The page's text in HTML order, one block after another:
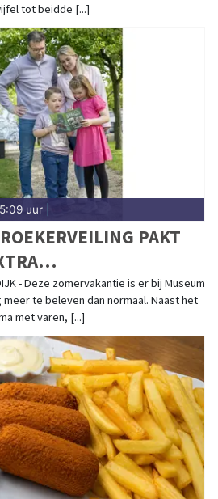
tot beidde [...]
uur|
PAKT
VOOR JONG
- Deze zomervakantie is er bij Museum
te beleven dan normaal. Naast het
met varen, [...]